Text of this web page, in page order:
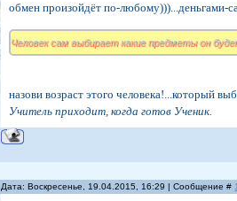
обмен произойдёт по-любому)))...деньгами-
Человек сам выбирает какие предметы он
назови возраст этого человека!...который
Учитель приходит, когда готов Ученик.
Дата: Воскресенье, 19.04.2015, 16:29 | Сообщение #